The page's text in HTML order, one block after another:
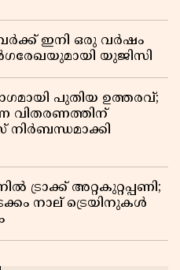
ഇനി ഒരു വർഷം
യുജിസി
പുതിയ ഉത്തരവ്;
വിതരണത്തിന്
ട്രാക്ക് അറ്റകുറ്റപ്പണി;
നാല് ട്രെയിനുകൾ